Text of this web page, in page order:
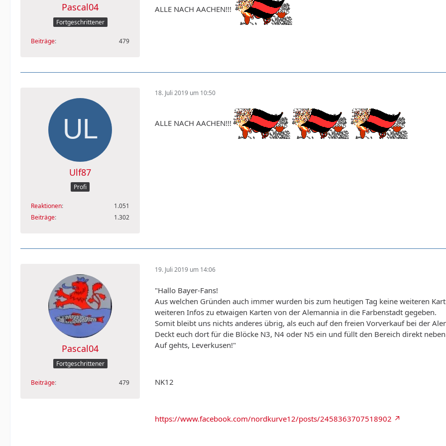
Pascal04
Fortgeschrittener
Beiträge 479
ALLE NACH AACHEN!!!
Ulf87
Profi
Reaktionen
1.051
Beiträge
1.302
18. Juli 2019 um 10:50
ALLE NACH AACHEN!!!
Pascal04
Fortgeschrittener
Beiträge 479
19. Juli 2019 um 14:06
"Hallo Bayer-Fans!
Aus welchen Gründen auch immer wurden bis zum heutigen Tag keine weiteren
weiteren Infos zu etwaigen Karten von der Alemannia in die Farbenstadt gegeben.
Somit bleibt uns nichts anderes übrig, als euch auf den freien Vorverkauf bei der
Deckt euch dort für die Blöcke N3, N4 oder N5 ein und füllt den Bereich direkt
Auf gehts, Leverkusen!"
NK12
https://www.facebook.com/nordkurve12/posts/2458363707518902